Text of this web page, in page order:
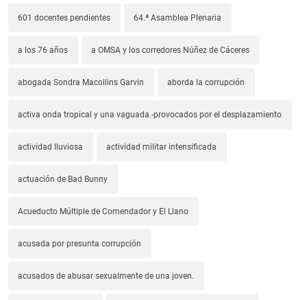
601 docentes pendientes 64.ª Asamblea Plenaria
a los 76 años a OMSA y los corredores Núñez de Cáceres
abogada Sondra Macollins Garvin aborda la corrupción
activa onda tropical y una vaguada.-provocados por el desplazamiento
actividad lluviosa actividad militar intensificada
actuación de Bad Bunny
Acueducto Múltiple de Comendador y El Llano
acusada por presunta corrupción
acusados de abusar sexualmente de una joven.